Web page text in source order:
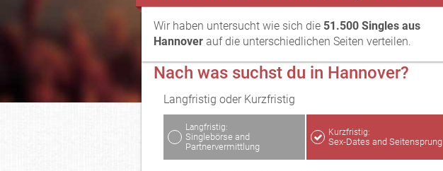
Wir haben untersucht wie sich die 51.500 Singles aus
Hannover auf die unterschiedlichen Seiten verteilen.
Nach was suchst du in Hannover?
Langfristig oder Kurzfristig
Langfristig:
Singlebörse and
Partnervermittlung
Kurzfristig:
Sex-Dates and Seitensprung